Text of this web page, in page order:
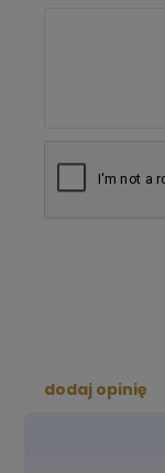
dodaj opinię